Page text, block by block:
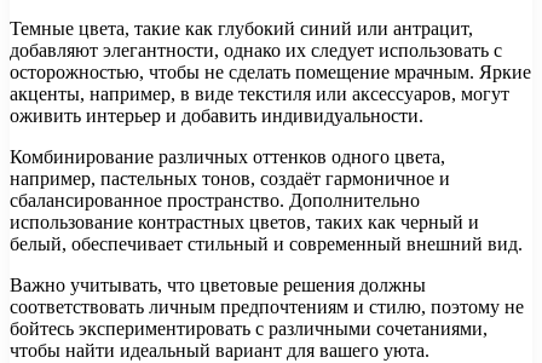
Темные цвета, такие как глубокий синий или антрацит,
добавляют элегантности, однако их следует использовать с
осторожностью, чтобы не сделать помещение мрачным. Яркие
акценты, например, в виде текстиля или аксессуаров, могут
оживить интерьер и добавить индивидуальности.
Комбинирование различных оттенков одного цвета,
например, пастельных тонов, создаёт гармоничное и
сбалансированное пространство. Дополнительно
использование контрастных цветов, таких как черный и
белый, обеспечивает стильный и современный внешний вид.
Важно учитывать, что цветовые решения должны
соответствовать личным предпочтениям и стилю, поэтому не
бойтесь экспериментировать с различными сочетаниями,
чтобы найти идеальный вариант для вашего уюта.